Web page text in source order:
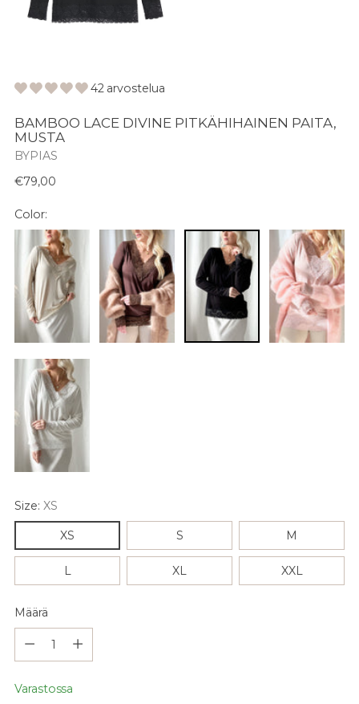
42 arvostelua
BAMBOO LACE DIVINE PITKÄHIHAINEN PAITA,
MUSTA
BYPIAS
Normaali
€79,00
Color:
Size: XS
XS S M
L XL XXL
Määrä
Varastossa